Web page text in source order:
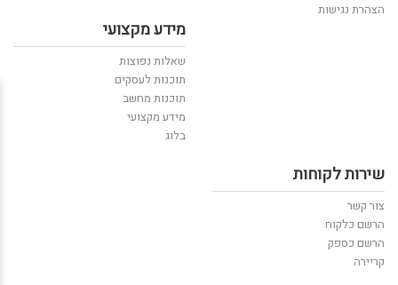
הצהרת נגישות
מידע מקצועי
שאלות נפוצות
תוכנות לעסקים
תוכנות מחשב
מידע מקצועי
בלוג
שירות לקוחות
צור קשר
הרשם כלקוח
הרשם כספק
קריירה